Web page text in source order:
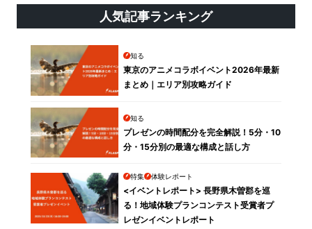
人気記事ランキング
知る
東京のアニメコラボイベント2026年最新
まとめ｜エリア別攻略ガイド
知る
プレゼンの時間配分を完全解説！5分・10
分・15分別の最適な構成と話し方
特集 体験レポート
<イベントレポート> 長野県木曽郡を巡
る！地域体験プランコンテスト受賞者プ
レゼンイベントレポート